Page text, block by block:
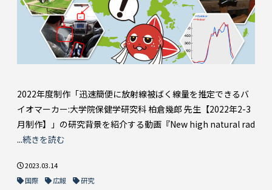
2022年度制作「迅速簡便に放射線被ばく線量を推定できるバ
イオマーカー:大学院保健学研究科 柏倉幾郎 先生【2022年2-3
月制作】」の研究背景を紹介する動画『New high natural rad
...続きを読む
2023.03.14
国際
広報 研究